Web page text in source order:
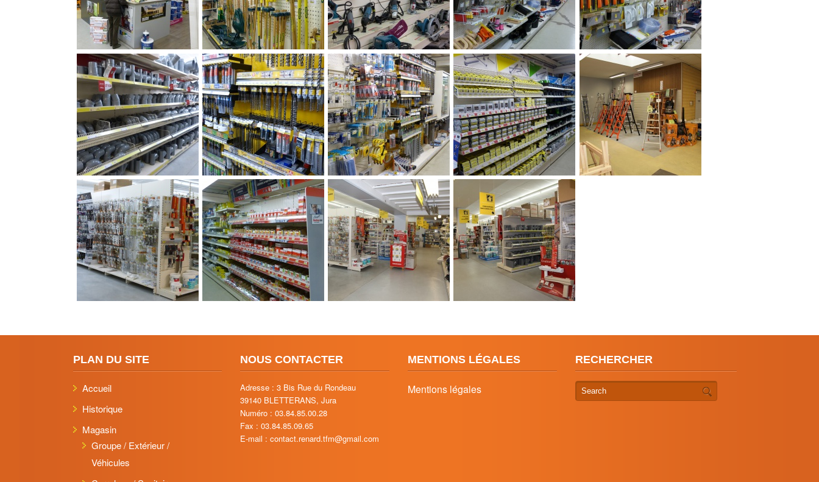
PLAN DU SITE
Accueil
Historique
Magasin
Groupe / Extérieur /
Véhicules
NOUS CONTACTER
Adresse : 3 Bis Rue du Rondeau
39140 BLETTERANS, Jura
Numéro : 03.84.85.00.28
Fax : 03.84.85.09.65
E-mail : contact.renard.tfm@gmail.com
MENTIONS LÉGALES
Mentions légales
RECHERCHER